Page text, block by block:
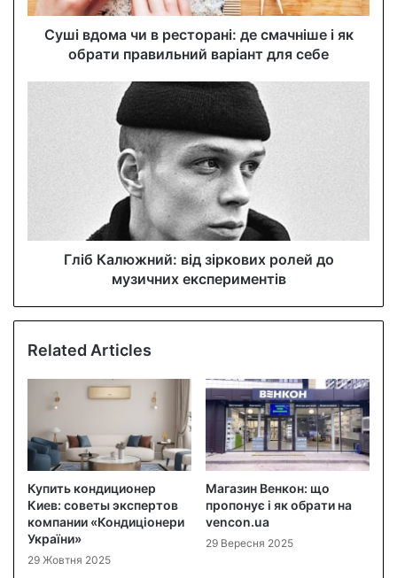
d
s
Суші вдома чи в ресторані: де смачніше і як
обрати правильний варіант для себе
Гліб Калюжний: від зіркових ролей до
музичних експериментів
Related Articles
Купить кондиционер
Киев: советы экспертов
компании «Кондиціонери
України»
29 Жовтня 2025
Магазин Венкон: що
пропонує і як обрати на
vencon.ua
29 Вересня 2025